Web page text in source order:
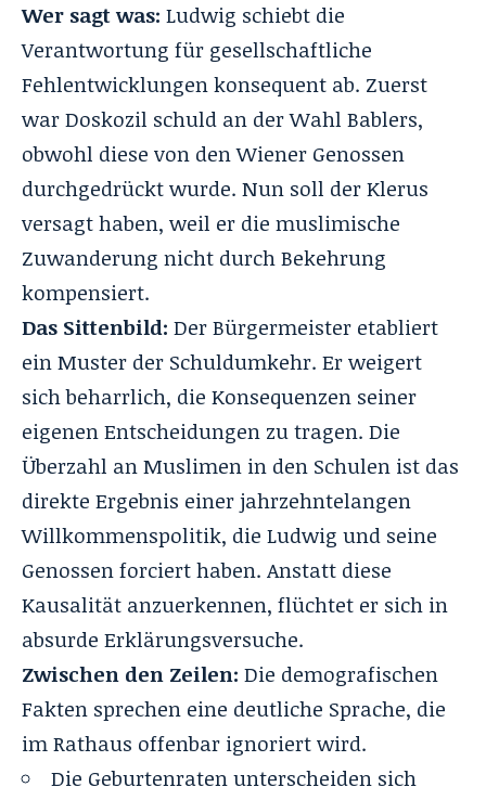
Wer sagt was: Ludwig schiebt die
Verantwortung für gesellschaftliche
Fehlentwicklungen konsequent ab. Zuerst
war Doskozil schuld an der Wahl Bablers,
obwohl diese von den Wiener Genossen
durchgedrückt wurde. Nun soll der Klerus
versagt haben, weil er die muslimische
Zuwanderung nicht durch Bekehrung
kompensiert.
Das Sittenbild: Der Bürgermeister etabliert
ein Muster der Schuldumkehr. Er weigert
sich beharrlich, die Konsequenzen seiner
eigenen Entscheidungen zu tragen. Die
Überzahl an Muslimen in den Schulen ist das
direkte Ergebnis einer jahrzehntelangen
Willkommenspolitik, die Ludwig und seine
Genossen forciert haben. Anstatt diese
Kausalität anzuerkennen, flüchtet er sich in
absurde Erklärungsversuche.
Zwischen den Zeilen: Die demografischen
Fakten sprechen eine deutliche Sprache, die
im Rathaus offenbar ignoriert wird.
Die Geburtenraten unterscheiden sich